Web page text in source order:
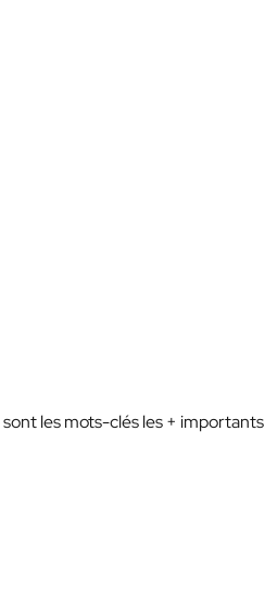
les mots-clés les + importants